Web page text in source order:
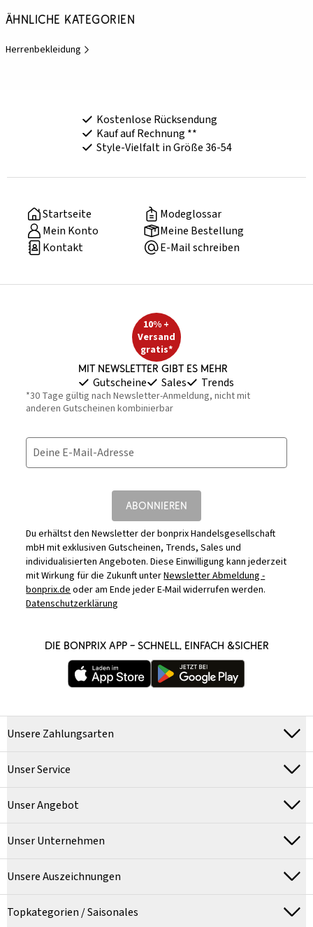
Ähnliche Kategorien
Herrenbekleidung
Kostenlose Rücksendung
Kauf auf Rechnung **
Style-Vielfalt in Größe 36-54
Startseite
Modeglossar
Mein Konto
Meine Bestellung
Kontakt
E-Mail schreiben
10% +
Versand
gratis*
Mit Newsletter gibt es mehr
Gutscheine Sales Trends
*30 Tage gültig nach Newsletter-Anmeldung, nicht mit
anderen Gutscheinen kombinierbar
Deine E-Mail-Adresse
ABONNIEREN
Du erhältst den Newsletter der bonprix Handelsgesellschaft
mbH mit exklusiven Gutscheinen, Trends, Sales und
individualisierten Angeboten. Diese Einwilligung kann jederzeit
mit Wirkung für die Zukunft unterNewsletter Abmeldung -
bonprix.deoder am Ende jeder E-Mail widerrufen werden.
Datenschutzerklärung
DIE BONPRIX APP – SCHNELL, EINFACH &SICHER
Unsere Zahlungsarten
Unser Service
Unser Angebot
Unser Unternehmen
Unsere Auszeichnungen
Topkategorien / Saisonales